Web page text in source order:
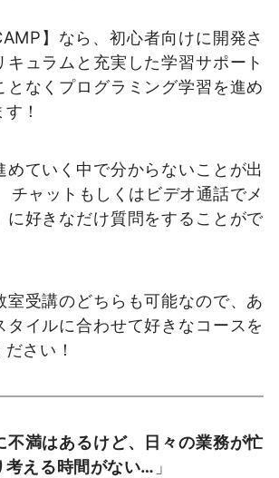
】なら、初心者向けに開発さ
キュラムと充実した学習サポート
となくプログラミング学習を進め
！
めていく中で分からないことが出
チャットもしくはビデオ通話でメ
に好きなだけ質問をすることがで
室受講のどちらも可能なので、あ
タイルに合わせて好きなコースを
さい！
不満はあるけど、日々の業務が忙
考える時間がない… 」